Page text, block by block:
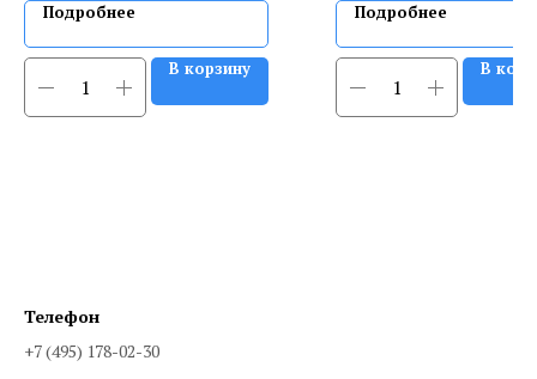
Подробнее
В корзину
Подробнее
В
Телефон
+7 (495) 178-02-30